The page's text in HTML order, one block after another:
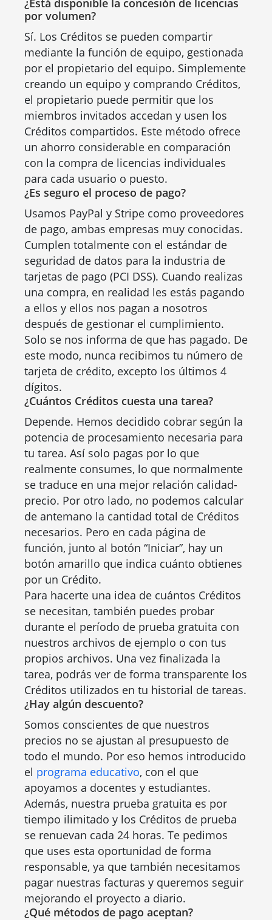
por volumen?
Sí. Los Créditos se pueden compartir
mediante la función de equipo, gestionada
por el propietario del equipo. Simplemente
creando un equipo y comprando Créditos,
el propietario puede permitir que los
miembros invitados accedan y usen los
Créditos compartidos. Este método ofrece
un ahorro considerable en comparación
con la compra de licencias individuales
para cada usuario o puesto.
¿Es seguro el proceso de pago?
Usamos PayPal y Stripe como proveedores
de pago, ambas empresas muy conocidas.
Cumplen totalmente con el estándar de
seguridad de datos para la industria de
tarjetas de pago (PCI DSS). Cuando realizas
una compra, en realidad les estás pagando
a ellos y ellos nos pagan a nosotros
después de gestionar el cumplimiento.
Solo se nos informa de que has pagado. De
este modo, nunca recibimos tu número de
tarjeta de crédito, excepto los últimos 4
dígitos.
¿Cuántos Créditos cuesta una tarea?
Depende. Hemos decidido cobrar según la
potencia de procesamiento necesaria para
tu tarea. Así solo pagas por lo que
realmente consumes, lo que normalmente
se traduce en una mejor relación calidad-
precio. Por otro lado, no podemos calcular
de antemano la cantidad total de Créditos
necesarios. Pero en cada página de
función, junto al botón “Iniciar”, hay un
botón amarillo que indica cuánto obtienes
por un Crédito.
Para hacerte una idea de cuántos Créditos
se necesitan, también puedes probar
durante el período de prueba gratuita con
nuestros archivos de ejemplo o con tus
propios archivos. Una vez finalizada la
tarea, podrás ver de forma transparente los
Créditos utilizados en tu historial de tareas.
¿Hay algún descuento?
Somos conscientes de que nuestros
precios no se ajustan al presupuesto de
todo el mundo. Por eso hemos introducido
el programa educativo, con el que
apoyamos a docentes y estudiantes.
Además, nuestra prueba gratuita es por
tiempo ilimitado y los Créditos de prueba
se renuevan cada 24 horas. Te pedimos
que uses esta oportunidad de forma
responsable, ya que también necesitamos
pagar nuestras facturas y queremos seguir
mejorando el proyecto a diario.
¿Qué métodos de pago aceptan?